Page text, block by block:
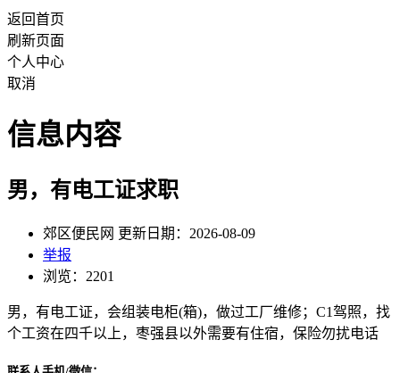
返回首页
刷新页面
个人中心
取消
信息内容
男，有电工证求职
郊区便民网 更新日期：2026-08-09
举报
浏览：2201
男，有电工证，会组装电柜(箱)，做过工厂维修；C1驾照，找
个工资在四千以上，枣强县以外需要有住宿，保险勿扰电话